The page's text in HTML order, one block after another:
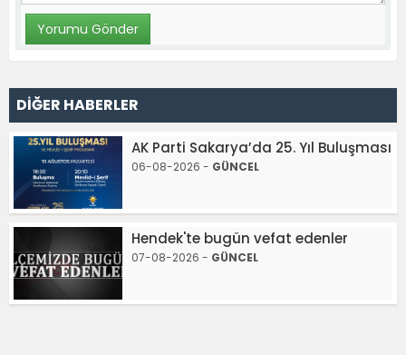
DİĞER HABERLER
AK Parti Sakarya’da 25. Yıl Buluşması
06-08-2026 - GÜNCEL
Hendek'te bugün vefat edenler
07-08-2026 - GÜNCEL